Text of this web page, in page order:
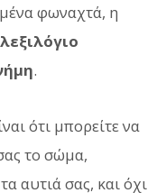
φωναχτά, η
.
ότι μπορείτε να
το σώμα,
αυτιά σας, και όχι